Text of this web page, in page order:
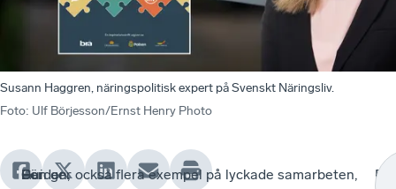
Susann Haggren, näringspolitisk expert på Svenskt Näringsliv.
Foto: Ulf Börjesson/Ernst Henry Photo
För
–
Guiden,
Den ger också flera exempel på lyckade samarbeten,
––